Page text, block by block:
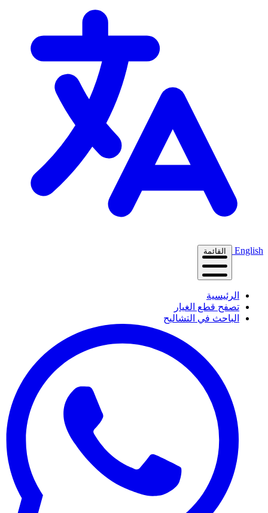
English القائمة
الرئيسية
تصفح قطع الغيار
الباحث في التشاليح